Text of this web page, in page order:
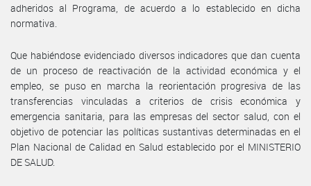
adheridos al Programa, de acuerdo a lo establecido en dicha
normativa.
Que habiéndose evidenciado diversos indicadores que dan cuenta
de un proceso de reactivación de la actividad económica y el
empleo, se puso en marcha la reorientación progresiva de las
transferencias vinculadas a criterios de crisis económica y
emergencia sanitaria, para las empresas del sector salud, con el
objetivo de potenciar las políticas sustantivas determinadas en el
Plan Nacional de Calidad en Salud establecido por el MINISTERIO
DE SALUD.